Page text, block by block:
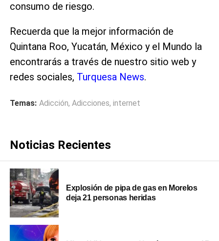
consumo de riesgo.
Recuerda que la mejor información de
Quintana Roo, Yucatán, México y el Mundo la
encontrarás a través de nuestro sitio web y
redes sociales, Turquesa News.
Temas: Adicción, Adicciones, internet
Noticias Recientes
Explosión de pipa de gas en Morelos
deja 21 personas heridas